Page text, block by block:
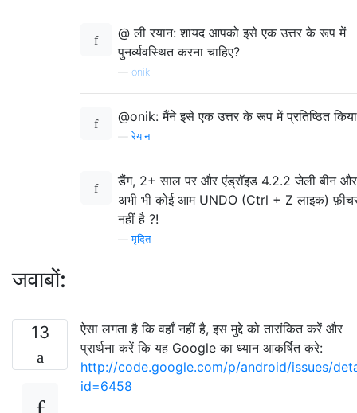
@ ली रयान: शायद आपको इसे एक उत्तर के रूप में
पुनर्व्यवस्थित करना चाहिए?
onik
@onik: मैंने इसे एक उत्तर के रूप में प्रतिष्ठित
—रेयान
डैंग, 2+ साल पर और एंड्रॉइड 4.2.2 जेली बीन और
अभी भी कोई आम UNDO (Ctrl + Z लाइक)
नहीं है ?!
—मृदित
जवाबों:
13
ऐसा लगता है कि वहाँ नहीं है, इस मुद्दे को तारांकित करें और
प्रार्थना करें कि यह Google का ध्यान आकर्षित करे:
http://code.google.com/p/android/issues/
id=6458